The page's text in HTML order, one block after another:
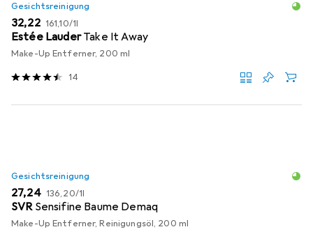
Gesichtsreinigung
EUR
32,22 EUR
161,10/1l
Estée Lauder Take It Away
Make-Up Entferner, 200 ml
14
Gesichtsreinigung
EUR
27,24 EUR
136,20/1l
SVR Sensifine Baume Demaq
Make-Up Entferner, Reinigungsöl, 200 ml